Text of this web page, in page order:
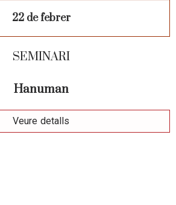
22 de febrer
SEMINARI
Hanuman
Veure detalls